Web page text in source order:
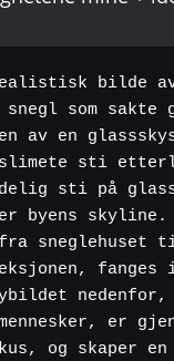
bilde
som sakte
av en
slimete sti
sti på
byens skyline.
sneglehuset
fanges
er
og skaper en